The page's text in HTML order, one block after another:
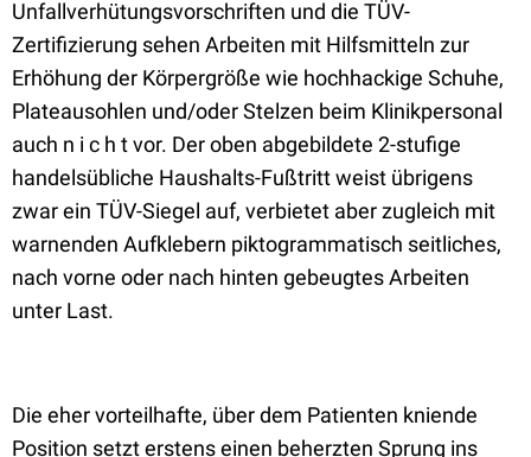
Unfallverhütungsvorschriften und die TÜV-
Zertifizierung sehen Arbeiten mit Hilfsmitteln zur
Erhöhung der Körpergröße wie hochhackige Schuhe,
Plateausohlen und/oder Stelzen beim Klinikpersonal
auch n i c h t vor. Der oben abgebildete 2-stufige
handelsübliche Haushalts-Fußtritt weist übrigens
zwar ein TÜV-Siegel auf, verbietet aber zugleich mit
warnenden Aufklebern piktogrammatisch seitliches,
nach vorne oder nach hinten gebeugtes Arbeiten
unter Last.
Die eher vorteilhafte, über dem Patienten kniende
Position setzt erstens einen beherzten Sprung ins